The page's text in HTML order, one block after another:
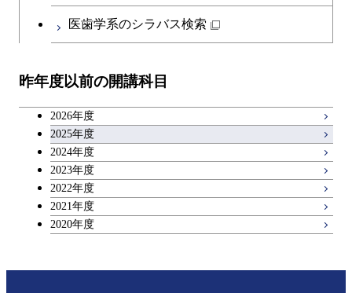
アントレプレナーシップ科目
医歯学系のシラバス検索
昨年度以前の開講科目
2026年度
2025年度
2024年度
2023年度
2022年度
2021年度
2020年度